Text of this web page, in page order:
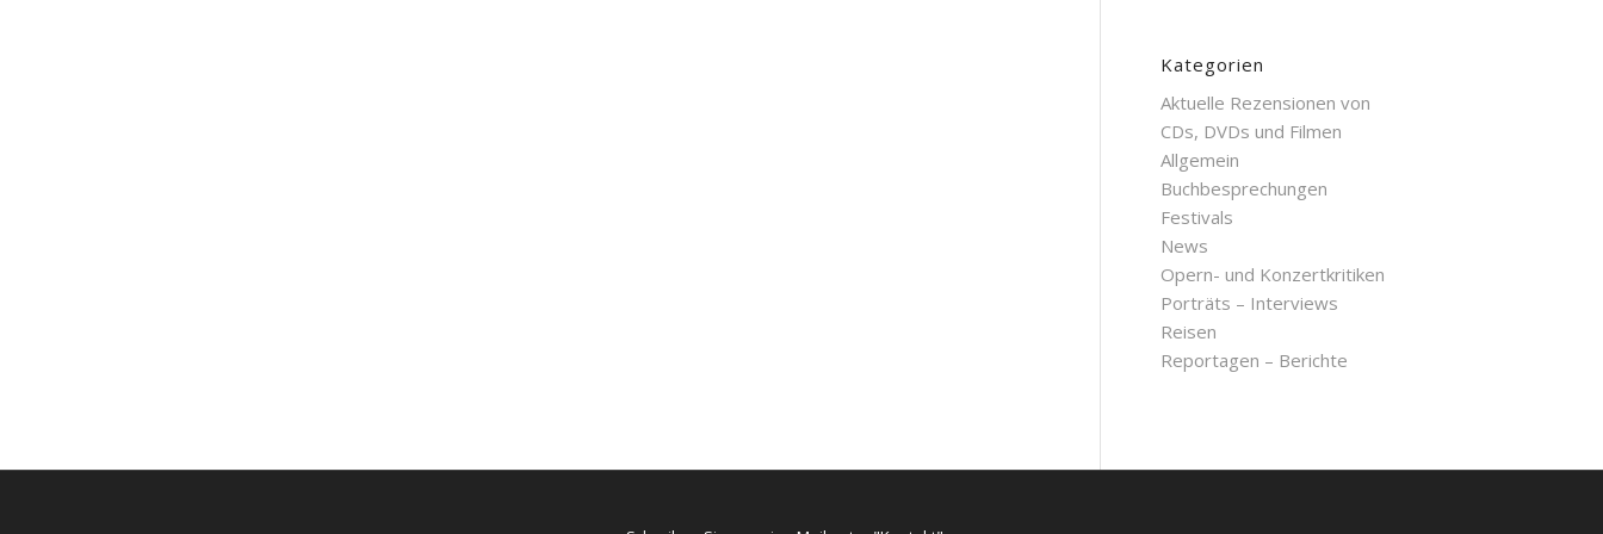
Kategorien
Aktuelle Rezensionen von
CDs, DVDs und Filmen
Allgemein
Buchbesprechungen
Festivals
News
Opern- und Konzertkritiken
Porträts – Interviews
Reisen
Reportagen – Berichte